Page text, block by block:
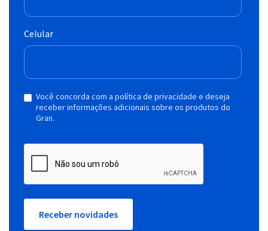
Celular
Você concorda com a política de privacidade e deseja
receber informações adicionais sobre os produtos do
Gran.
Receber novidades